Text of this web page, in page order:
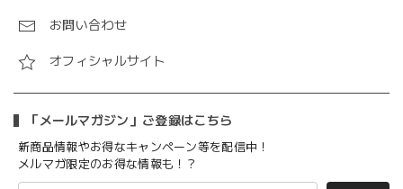
お問い合わせ
オフィシャルサイト
「メールマガジン」ご登録はこちら
新商品情報やお得なキャンペーン等を配信中！
メルマガ限定のお得な情報も！？